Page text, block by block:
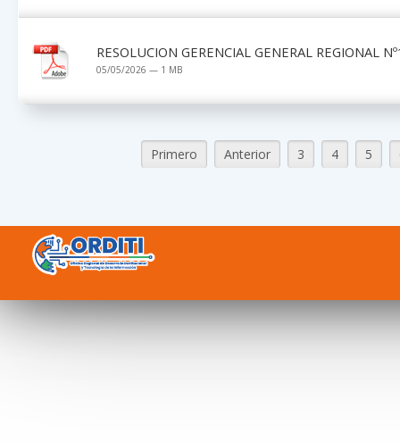
RESOLUCION GERENCIAL GENERAL REGIONAL
05/05/2026 — 1 MB
Primero Anterior 3 4 5